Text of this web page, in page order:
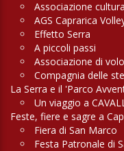
Associazione
AGS Caprarica
Effetto Serra
A piccoli passi
Associazione di
Compagnia delle
La Serra e il 'Parco
Un viaggio a
Feste, fiere e sagre a
Fiera di San Marco
Festa Patronale di